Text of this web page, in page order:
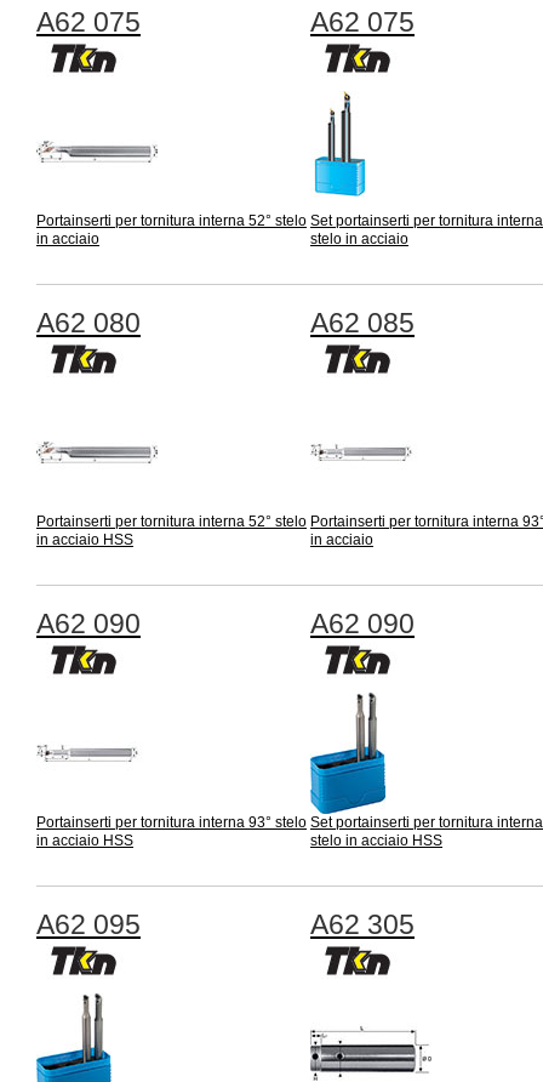
A62 075
Portainserti per tornitura interna 52° stelo
in acciaio
A62 075
Set portainserti per tornitura
stelo in acciaio
A62 080
Portainserti per tornitura interna 52° stelo
in acciaio HSS
A62 085
Portainserti per tornitura interna
in acciaio
A62 090
Portainserti per tornitura interna 93° stelo
in acciaio HSS
A62 090
Set portainserti per tornitura
stelo in acciaio HSS
A62 095 A62 305